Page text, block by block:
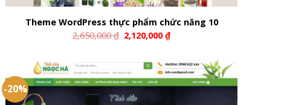
Theme WordPress thực phẩm chức năng 10
2,650,000₫ 2,120,000₫
-20%